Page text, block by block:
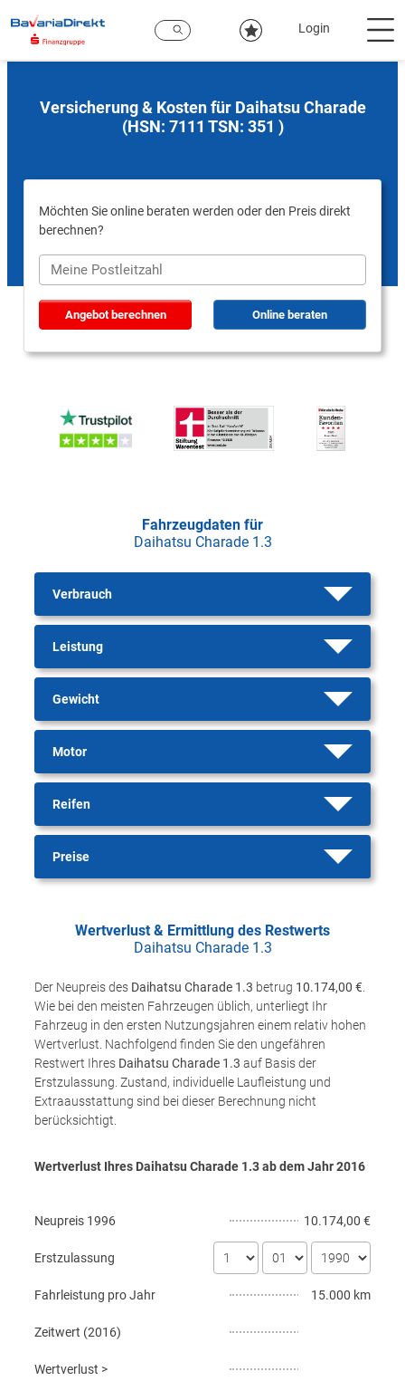
Hauptinhalt
Login
Versicherung & Kosten für Daihatsu Charade
(HSN: 7111 TSN: 351 )
Möchten Sie online beraten werden oder den Preis direkt
berechnen?
Angebot berechnen Online beraten
Fahrzeugdaten für
Daihatsu Charade 1.3
Verbrauch
Leistung
Gewicht
Motor
Reifen
Preise
Wertverlust & Ermittlung des Restwerts
Daihatsu Charade 1.3
Der Neupreis des Daihatsu Charade 1.3 betrug 10.174,00 €
Wie bei den meisten Fahrzeugen üblich, unterliegt Ihr
Fahrzeug in den ersten Nutzungsjahren einem relativ hohen
Wertverlust. Nachfolgend finden Sie den ungefähren
Restwert Ihres Daihatsu Charade 1.3 auf Basis der
Erstzulassung. Zustand, individuelle Laufleistung und
Extraausstattung sind bei dieser Berechnung nicht
berücksichtigt.
Wertverlust Ihres Daihatsu Charade 1.3 ab dem Jahr2016
Neupreis 1996 10.174,00 €
Erstzulassung
Fahrleistung pro Jahr 15.000 km
Zeitwert (2016)
Wertverlust >